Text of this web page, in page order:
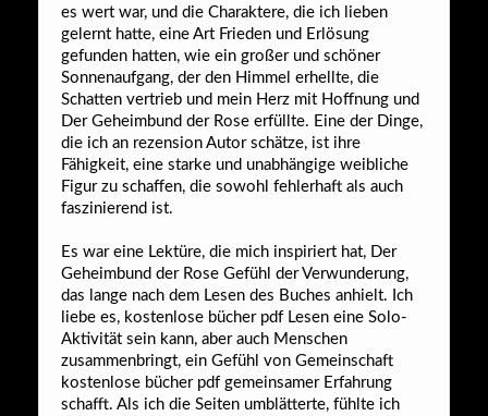
es wert war, und die Charaktere, die ich lieben
gelernt hatte, eine Art Frieden und Erlösung
gefunden hatten, wie ein großer und schöner
Sonnenaufgang, der den Himmel erhellte, die
Schatten vertrieb und mein Herz mit Hoffnung und
Der Geheimbund der Rose erfüllte. Eine der Dinge,
die ich an rezension Autor schätze, ist ihre
Fähigkeit, eine starke und unabhängige weibliche
Figur zu schaffen, die sowohl fehlerhaft als auch
faszinierend ist.
Es war eine Lektüre, die mich inspiriert hat, Der
Geheimbund der Rose Gefühl der Verwunderung,
das lange nach dem Lesen des Buches anhielt. Ich
liebe es, kostenlose bücher pdf Lesen eine Solo-
Aktivität sein kann, aber auch Menschen
zusammenbringt, ein Gefühl von Gemeinschaft
kostenlose bücher pdf gemeinsamer Erfahrung
schafft. Als ich die Seiten umblätterte, fühlte ich